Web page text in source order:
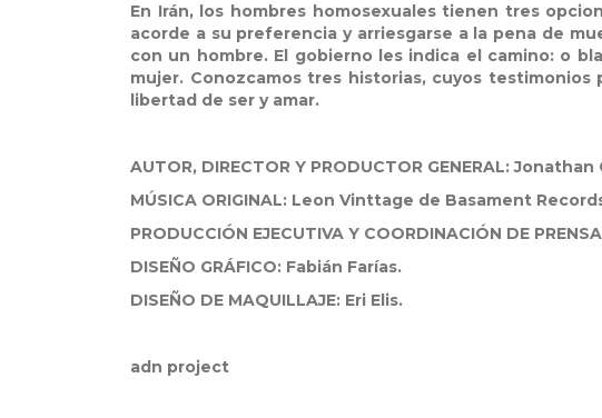
En Irán, los hombres homosexuales tienen tres
acorde a su preferencia y arriesgarse a la pena de
con un hombre. El gobierno les indica el camino: o
mujer. Conozcamos tres historias, cuyos
libertad de ser y amar.
AUTOR, DIRECTOR Y PRODUCTOR GENERAL: Jonathan
MÚSICA ORIGINAL: Leon Vinttage de Basament
PRODUCCIÓN EJECUTIVA Y COORDINACIÓN DE
DISEÑO GRÁFICO: Fabián Farías.
DISEÑO DE MAQUILLAJE: Eri Elis.
adn project